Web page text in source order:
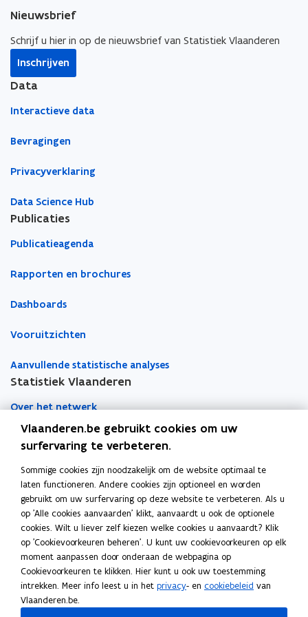
r
j
v
e
n
r
r
j
v
e
n
f
r
s
f
r
s
o
u
w
r
a
l
u
a
r
a
a
l
Nieuwsbrief
Schrijf u hier in op de nieuwsbrief van Statistiek Vlaanderen
Inschrijven
Data
Interactieve data
Bevragingen
Privacyverklaring
Data Science Hub
Publicaties
Publicatieagenda
Rapporten en brochures
Dashboards
Vooruitzichten
Aanvullende statistische analyses
Statistiek Vlaanderen
Over het netwerk
Academische samenwerking
Nieuws
Evenementen
Contact
Pers
Vlaanderen.be gebruikt cookies om uw
surfervaring te verbeteren.
Sommige cookies zijn noodzakelijk om de website optimaal te
laten functioneren. Andere cookies zijn optioneel en worden
gebruikt om uw surfervaring op deze website te verbeteren. Als u
op 'Alle cookies aanvaarden' klikt, aanvaardt u ook de optionele
cookies. Wilt u liever zelf kiezen welke cookies u aanvaardt? Klik
op 'Cookievoorkeuren beheren'. U kunt uw cookievoorkeuren op elk
moment aanpassen door onderaan de webpagina op
Cookievoorkeuren te klikken. Hier kunt u ook uw toestemming
intrekken. Meer info leest u in het privacy- en cookiebeleid van
Vlaanderen.be.